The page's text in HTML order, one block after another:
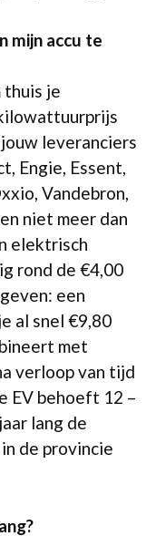
mijn accu te
thuis je
leveranciers
Engie, Essent,
Vandebron,
niet meer dan
elektrisch
rond de €4,00
een
al snel €9,80
met
verloop van tijd
EV behoeft 12 –
lang de
de provincie